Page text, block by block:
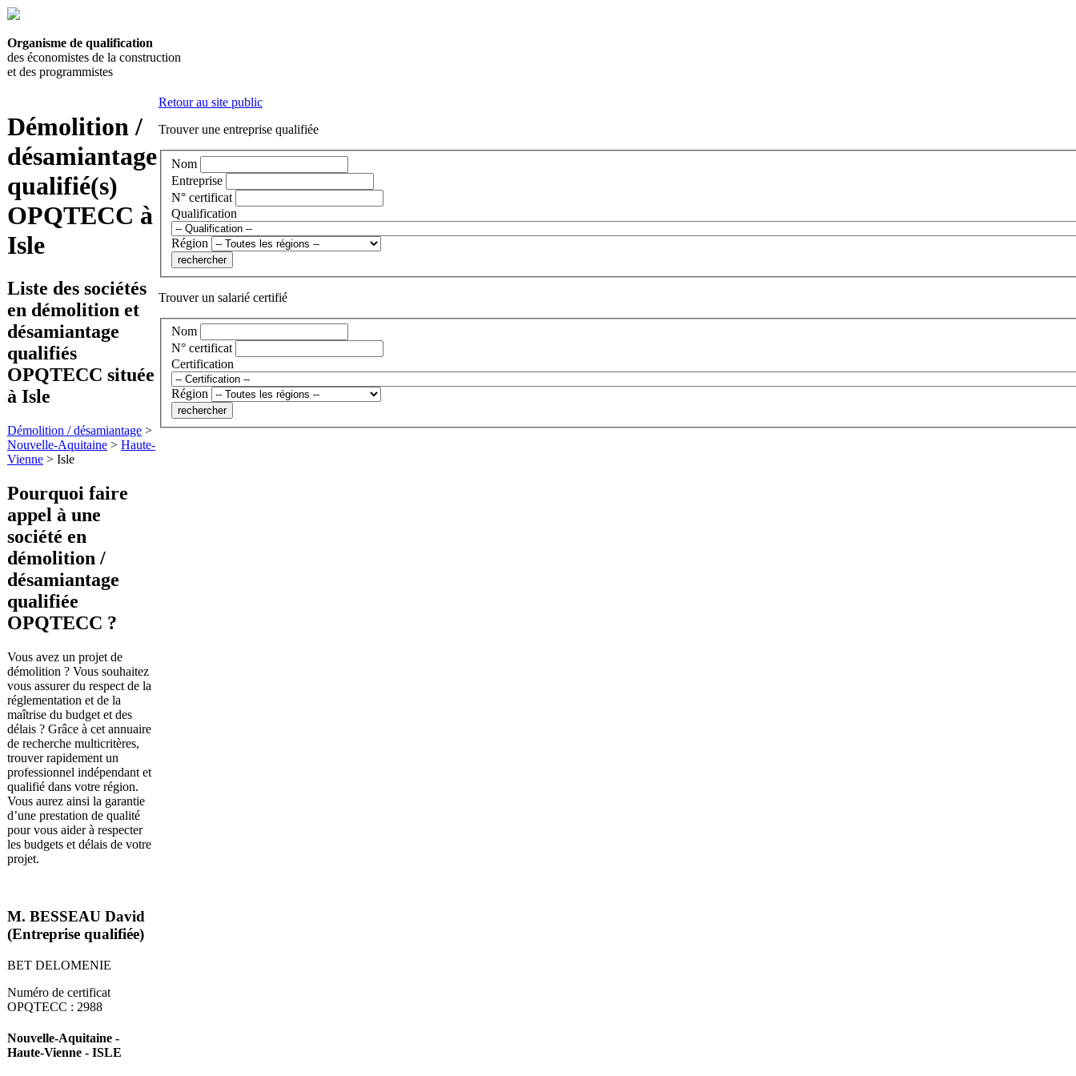
Organisme de qualification
des économistes de la construction
et des programmistes
Démolition /
désamiantage
qualifié(s)
OPQTECC à
Isle
Liste des sociétés
en démolition et
désamiantage
qualifiés
OPQTECC située
à Isle
Démolition / désamiantage >
Nouvelle-Aquitaine > Haute-
Vienne > Isle
Pourquoi faire
appel à une
société en
démolition /
désamiantage
qualifiée
OPQTECC ?
Vous avez un projet de
démolition ? Vous souhaitez
vous assurer du respect de la
réglementation et de la
maîtrise du budget et des
délais ? Grâce à cet annuaire
de recherche multicritères,
trouver rapidement un
professionnel indépendant et
qualifié dans votre région.
Vous aurez ainsi la garantie
d’une prestation de qualité
pour vous aider à respecter
les budgets et délais de votre
projet.
M. BESSEAU David
(Entreprise qualifiée)
BET DELOMENIE
Numéro de certificat
OPQTECC : 2988
Nouvelle-Aquitaine -
Haute-Vienne - ISLE
Retour au site public
Trouver une entreprise qualifiée
Nom
Entreprise
N° certificat
Qualification
Région
Trouver un salarié certifié
Nom
N° certificat
Certification
Région